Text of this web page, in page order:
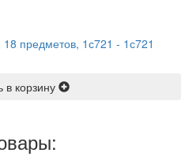
предметов, 1с721 - 1с721
в корзину